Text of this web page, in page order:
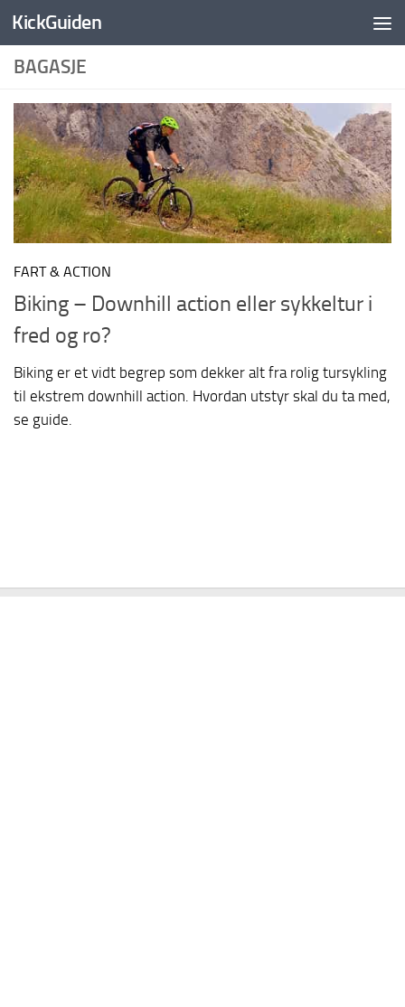
Skip to content
KickGuiden
BAGASJE
FART & ACTION
Biking – Downhill action eller sykkeltur i
fred og ro?
Biking er et vidt begrep som dekker alt fra rolig tursykling
til ekstrem downhill action. Hvordan utstyr skal du ta med,
se guide.